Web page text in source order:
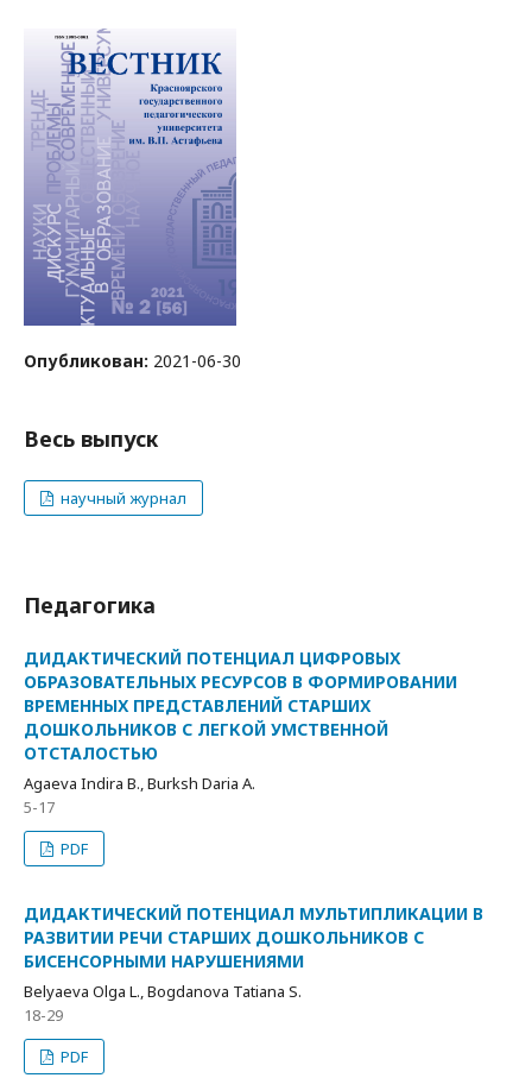
Опубликован: 2021-06-30
Весь выпуск
научный журнал
Педагогика
ДИДАКТИЧЕСКИЙ ПОТЕНЦИАЛ ЦИФРОВЫХ
ОБРАЗОВАТЕЛЬНЫХ РЕСУРСОВ В ФОРМИРОВАНИИ
ВРЕМЕННЫХ ПРЕДСТАВЛЕНИЙ СТАРШИХ
ДОШКОЛЬНИКОВ С ЛЕГКОЙ УМСТВЕННОЙ
ОТСТАЛОСТЬЮ
Agaeva Indira B., Burksh Daria A.
5-17
PDF
ДИДАКТИЧЕСКИЙ ПОТЕНЦИАЛ МУЛЬТИПЛИКАЦИИ В
РАЗВИТИИ РЕЧИ СТАРШИХ ДОШКОЛЬНИКОВ С
БИСЕНСОРНЫМИ НАРУШЕНИЯМИ
Belyaeva Olga L., Bogdanova Tatiana S.
18-29
PDF